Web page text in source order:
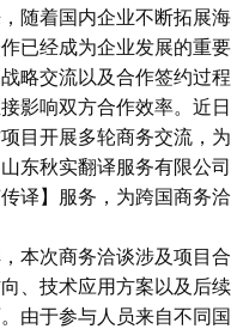
随着国内企业不断拓展
已经成为企业发展的重
略交流以及合作签约过
影响双方合作效率。近
目开展多轮商务交流，
东秋实翻译服务有限公
传译】服务，为跨国商务
本次商务洽谈涉及项目
、技术应用方案以及后
由于参与人员来自不同